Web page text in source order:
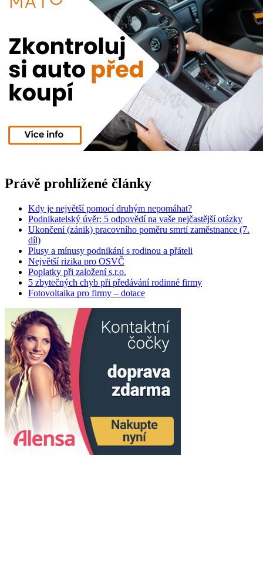
Právě prohlížené články
Kdy je největší pomocí druhým nepomáhat?
Podnikatelský úvěr: 5 odpovědí na vaše nejčastější otázky
Ukončení (zánik) pracovního poměru smrtí zaměstnance (7.
díl)
Plusy a mínusy podnikání s rodinou a přáteli
Největší rizika pro OSVČ
Poplatky při založení s.r.o.
5 zbytečných chyb při předávání rodinné firmy
Fotovoltaika pro firmy – dotace